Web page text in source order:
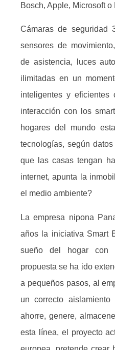
Bosch, Apple, Microsoft o
Cámaras de seguridad
sensores de
de asistencia, luces
ilimitadas en un
inteligentes y eficientes
interacción con los
hogares del mundo
tecnologías, según
que las casas tengan
internet, apunta la
el medio ambiente?
La empresa nipona
años la iniciativa Smart
sueño del hogar con
propuesta se ha ido
a pequeños pasos, al
un correcto
ahorre, genere,
esta línea, el proyecto